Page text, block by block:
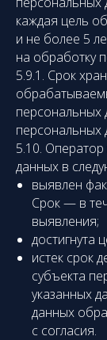
каждая цель
и не более 5
на обработку
5.9.1. Срок
персональных
персональных
5.10.
данных в
выявлен
Срок — в
выявления;
достигнута
истек срок
субъекта
указанных
данных
с согласия.